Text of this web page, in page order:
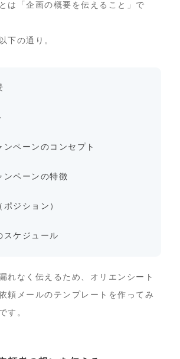
は「企画の概要を伝えること」で
下の通り。
ンペーンのコンセプト
ンペーンの特徴
ジション）
スケジュール
れなく伝えるため、オリエンシート
頼メールのテンプレートを作ってみ
す。